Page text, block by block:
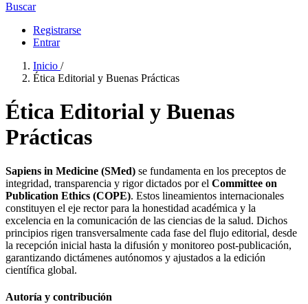
Buscar
Registrarse
Entrar
Inicio /
Ética Editorial y Buenas Prácticas
Ética Editorial y Buenas
Prácticas
Sapiens in Medicine (SMed) se fundamenta en los preceptos de
integridad, transparencia y rigor dictados por el Committee on
Publication Ethics (COPE). Estos lineamientos internacionales
constituyen el eje rector para la honestidad académica y la
excelencia en la comunicación de las ciencias de la salud. Dichos
principios rigen transversalmente cada fase del flujo editorial, desde
la recepción inicial hasta la difusión y monitoreo post-publicación,
garantizando dictámenes autónomos y ajustados a la edición
científica global.
Autoría y contribución